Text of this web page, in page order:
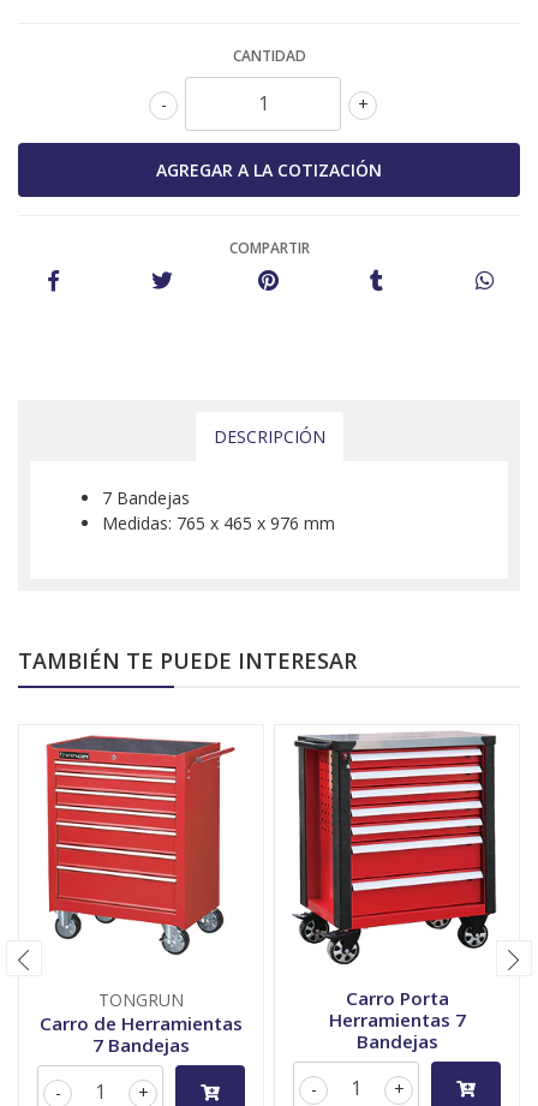
CANTIDAD
+
-
COMPARTIR
DESCRIPCIÓN
7 Bandejas
Medidas: 765 x 465 x 976 mm
TAMBIÉN TE PUEDE INTERESAR
TONGRUN
Carro de Herramientas
7 Bandejas
+
-
Carro Porta
Herramientas 7
Bandejas
+
-